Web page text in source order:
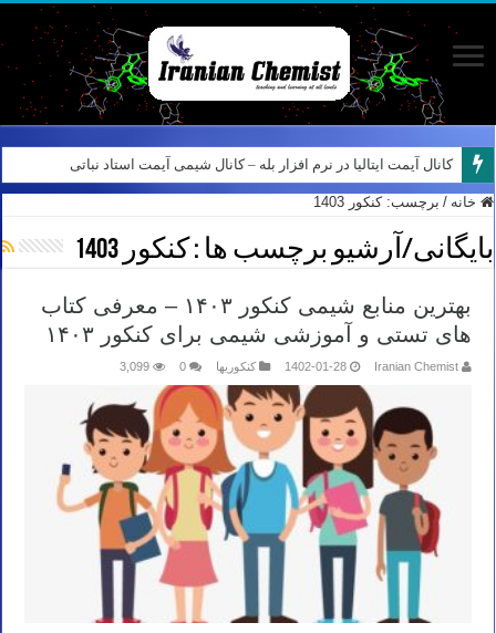
کانال آیمت ایتالیا در نرم افزار بله – کانال شیمی آیمت استاد نباتی
خانه / برچسب:کنکور 1403
بایگانی/آرشیو برچسب ها : کنکور 1403
بهترین منابع شیمی کنکور ۱۴۰۳ – معرفی کتاب
های تستی و آموزشی شیمی برای کنکور ۱۴۰۳
Iranian Chemist
1402-01-28 کنکوریها 0
3,099